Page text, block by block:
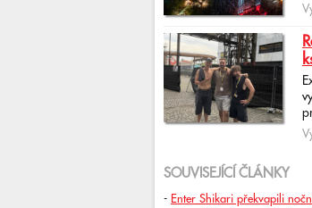
SOUVISEJÍCÍ ČLÁNKY
- Enter Shikari překvapili